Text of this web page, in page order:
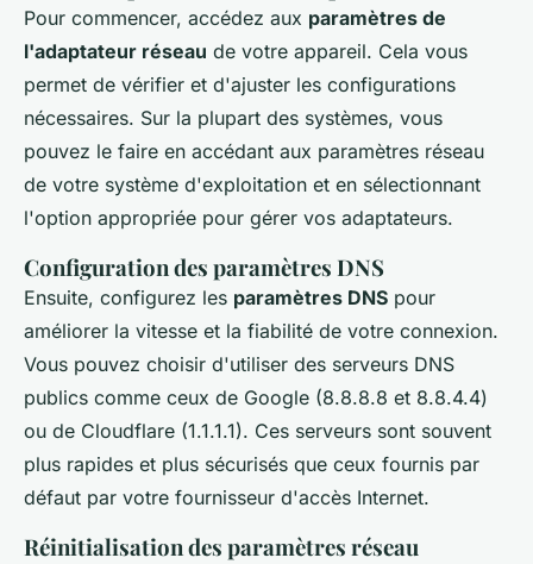
Pour commencer, accédez aux paramètres de
l'adaptateur réseau de votre appareil. Cela vous
permet de vérifier et d'ajuster les configurations
nécessaires. Sur la plupart des systèmes, vous
pouvez le faire en accédant aux paramètres réseau
de votre système d'exploitation et en sélectionnant
l'option appropriée pour gérer vos adaptateurs.
Configuration des paramètres DNS
Ensuite, configurez les paramètres DNS pour
améliorer la vitesse et la fiabilité de votre connexion.
Vous pouvez choisir d'utiliser des serveurs DNS
publics comme ceux de Google (8.8.8.8 et 8.8.4.4)
ou de Cloudflare (1.1.1.1). Ces serveurs sont souvent
plus rapides et plus sécurisés que ceux fournis par
défaut par votre fournisseur d'accès Internet.
Réinitialisation des paramètres réseau